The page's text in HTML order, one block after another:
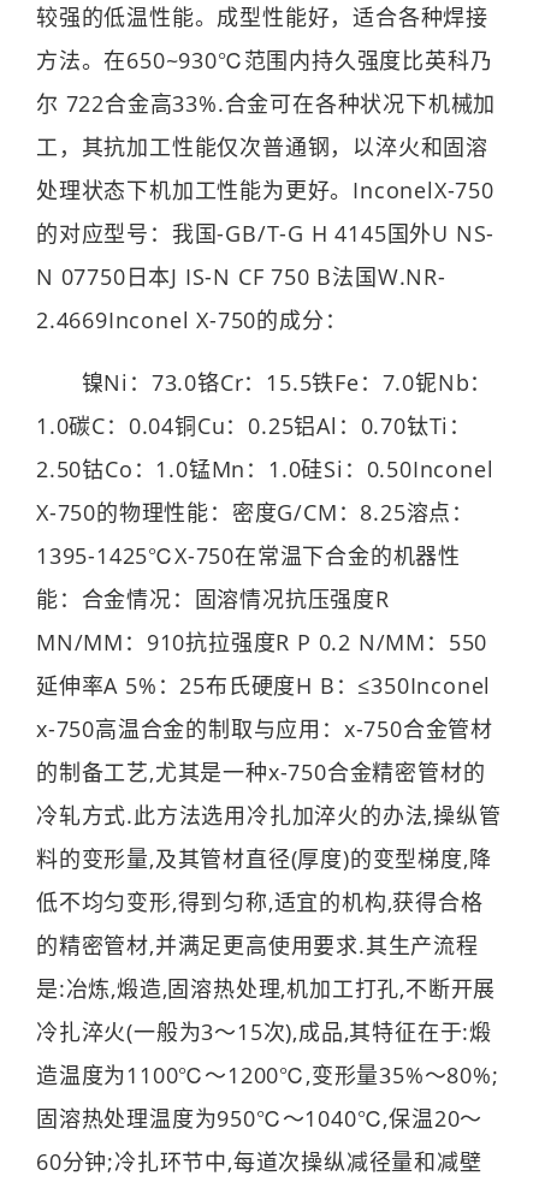
较强的低温性能。成型性能好，适合各种焊接
方法。在650~930℃范围内持久强度比英科乃
尔 722合金高33%.合金可在各种状况下机械加
工，其抗加工性能仅次普通钢，以淬火和固溶
处理状态下机加工性能为更好。InconelX-750
的对应型号：我国-GB/T-G H 4145国外U NS-
N 07750日本J IS-N CF 750 B法国W.NR-
2.4669Inconel X-750的成分：
镍Ni：73.0铬Cr：15.5铁Fe：7.0铌Nb：
1.0碳C：0.04铜Cu：0.25铝Al：0.70钛Ti：
2.50钴Co：1.0锰Mn：1.0硅Si：0.50Inconel
X-750的物理性能：密度G/CM：8.25溶点：
1395-1425℃X-750在常温下合金的机器性
能：合金情况：固溶情况抗压强度R
MN/MM：910抗拉强度R P 0.2 N/MM：550
延伸率A 5%：25布氏硬度H B：≤350Inconel
x-750高温合金的制取与应用：x-750合金管材
的制备工艺,尤其是一种x-750合金精密管材的
冷轧方式.此方法选用冷扎加淬火的办法,操纵管
料的变形量,及其管材直径(厚度)的变型梯度,降
低不均匀变形,得到匀称,适宜的机构,获得合格
的精密管材,并满足更高使用要求.其生产流程
是:冶炼,煅造,固溶热处理,机加工打孔,不断开展
冷扎淬火(一般为3～15次),成品,其特征在于:煅
造温度为1100℃～1200℃,变形量35%～80%;
固溶热处理温度为950℃～1040℃,保温20～
60分钟;冷扎环节中,每道次操纵减径量和减壁